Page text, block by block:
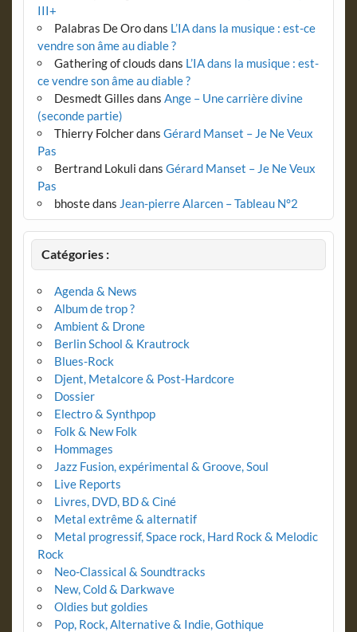
III+
Palabras De Orodans L’IA dans la musique : est-ce
vendre son âme au diable ?
Gathering of clouds dans L’IA dans la musique : est-
ce vendre son âme au diable ?
Desmedt Gilles dans Ange – Une carrière divine
(seconde partie)
Thierry Folcherdans Gérard Manset – Je Ne Veux
Pas
Bertrand Lokuli dans Gérard Manset – Je Ne Veux
Pas
bhostedans Jean-pierre Alarcen – Tableau N°2
Catégories :
Agenda & News
Album de trop ?
Ambient & Drone
Berlin School & Krautrock
Blues-Rock
Djent, Metalcore & Post-Hardcore
Dossier
Electro & Synthpop
Folk & New Folk
Hommages
Jazz Fusion, expérimental & Groove, Soul
Live Reports
Livres, DVD, BD & Ciné
Metal extrême & alternatif
Metal progressif, Space rock, Hard Rock & Melodic
Rock
Neo-Classical & Soundtracks
New, Cold & Darkwave
Oldies but goldies
Pop, Rock, Alternative & Indie, Gothique